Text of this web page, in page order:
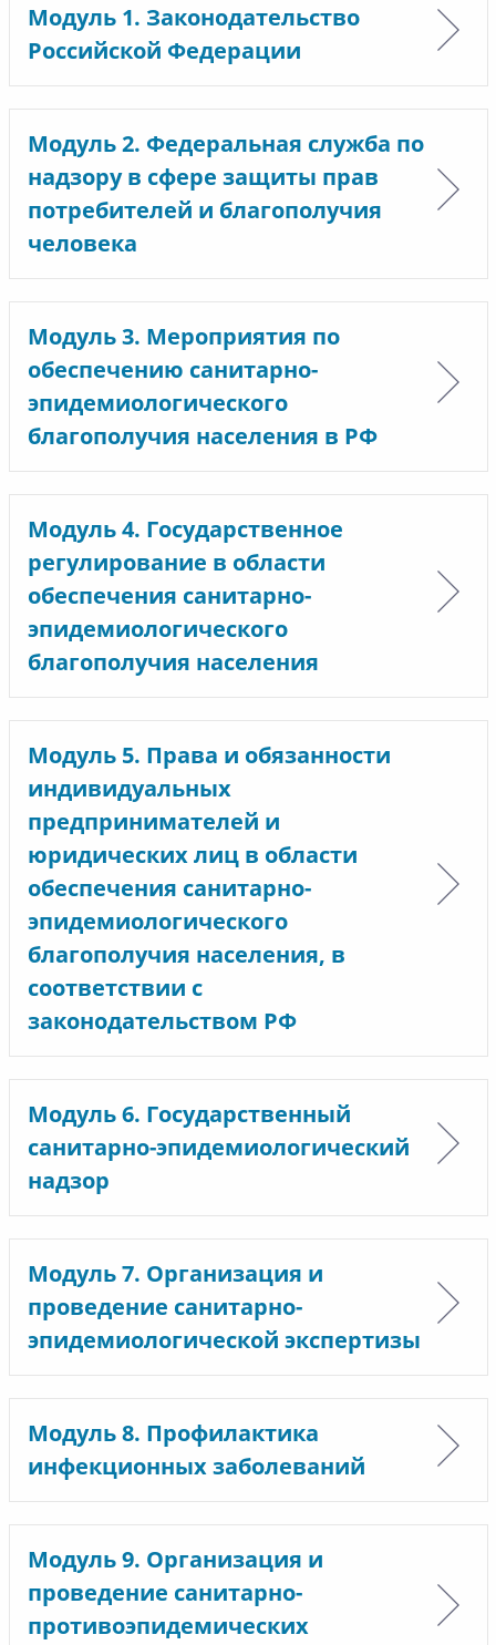
Модуль 1. Законодательство
Российской Федерации
Модуль 2. Федеральная служба по
надзору в сфере защиты прав
потребителей и благополучия
человека
Модуль 3. Мероприятия по
обеспечению санитарно-
эпидемиологического
благополучия населения в РФ
Модуль 4. Государственное
регулирование в области
обеспечения санитарно-
эпидемиологического
благополучия населения
Модуль 5. Права и обязанности
индивидуальных
предпринимателей и
юридических лиц в области
обеспечения санитарно-
эпидемиологического
благополучия населения, в
соответствии с
законодательством РФ
Модуль 6. Государственный
санитарно-эпидемиологический
надзор
Модуль 7. Организация и
проведение санитарно-
эпидемиологической экспертизы
Модуль 8. Профилактика
инфекционных заболеваний
Модуль 9. Организация и
проведение санитарно-
противоэпидемических